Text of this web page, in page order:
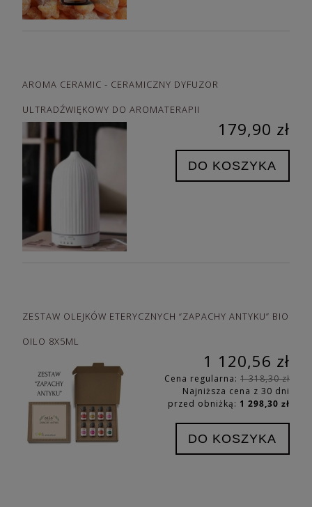
AROMA CERAMIC - CERAMICZNY DYFUZOR
ULTRADŹWIĘKOWY DO AROMATERAPII
179,90 zł
DO KOSZYKA
ZESTAW OLEJKÓW ETERYCZNYCH “ZAPACHY ANTYKU” BIO
OILO 8X5ML
1 120,56 zł
Cena regularna: 1 318,30 zł
Najniższa cena z 30 dni
przed obniżką: 1 298,30 zł
DO KOSZYKA